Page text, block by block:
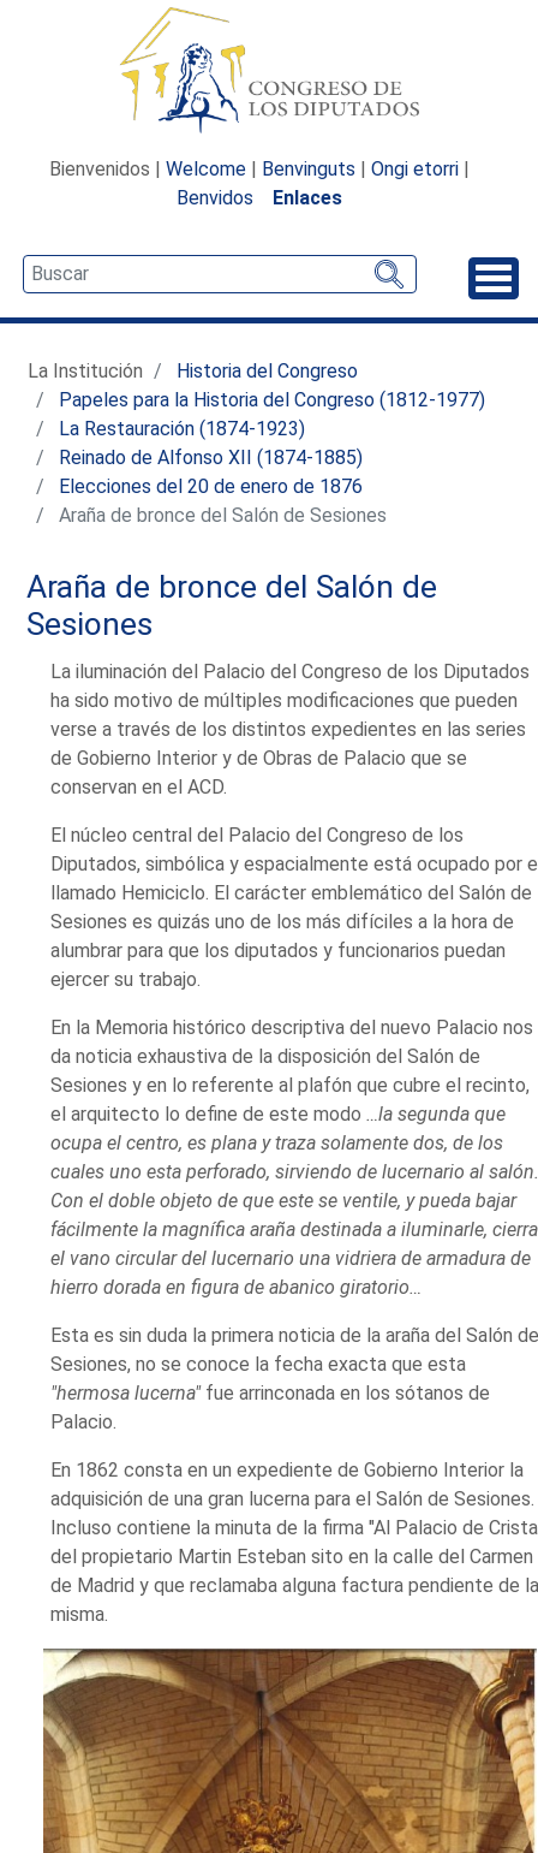
Bienvenidos | Welcome | Benvinguts | Ongi etorri |
Benvidos
Enlaces
La Institución
Historia del Congreso
Papeles para la Historia del Congreso (1812-1977)
La Restauración (1874-1923)
Reinado de Alfonso XII (1874-1885)
Elecciones del 20 de enero de 1876
Araña de bronce del Salón de Sesiones
Araña de bronce del Salón de
Sesiones
La iluminación del Palacio del Congreso de los Diputados
ha sido motivo de múltiples modificaciones que pueden
verse a través de los distintos expedientes en las series
de Gobierno Interior y de Obras de Palacio que se
conservan en el ACD.
El núcleo central del Palacio del Congreso de los
Diputados, simbólica y espacialmente está ocupado por
llamado Hemiciclo. El carácter emblemático del Salón de
Sesiones es quizás uno de los más difíciles a la hora de
alumbrar para que los diputados y funcionarios puedan
ejercer su trabajo.
En la Memoria histórico descriptiva del nuevo Palacio nos
da noticia exhaustiva de la disposición del Salón de
Sesiones y en lo referente al plafón que cubre el recinto,
el arquitecto lo define de este modo …la segunda que
ocupa el centro, es plana y traza solamente dos, de los
cuales uno esta perforado, sirviendo de lucernario al
Con el doble objeto de que este se ventile, y pueda bajar
fácilmente la magnífica araña destinada a iluminarle, cierra
el vano circular del lucernario una vidriera de armadura de
hierro dorada en figura de abanico giratorio…
Esta es sin duda la primera noticia de la araña del Salón
Sesiones, no se conoce la fecha exacta que esta
"hermosa lucerna" fue arrinconada en los sótanos de
Palacio.
En 1862 consta en un expediente de Gobierno Interior la
adquisición de una gran lucerna para el Salón de Sesiones.
Incluso contiene la minuta de la firma "Al Palacio de
del propietario Martin Esteban sito en la calle del Carmen
de Madrid y que reclamaba alguna factura pendiente de
misma.